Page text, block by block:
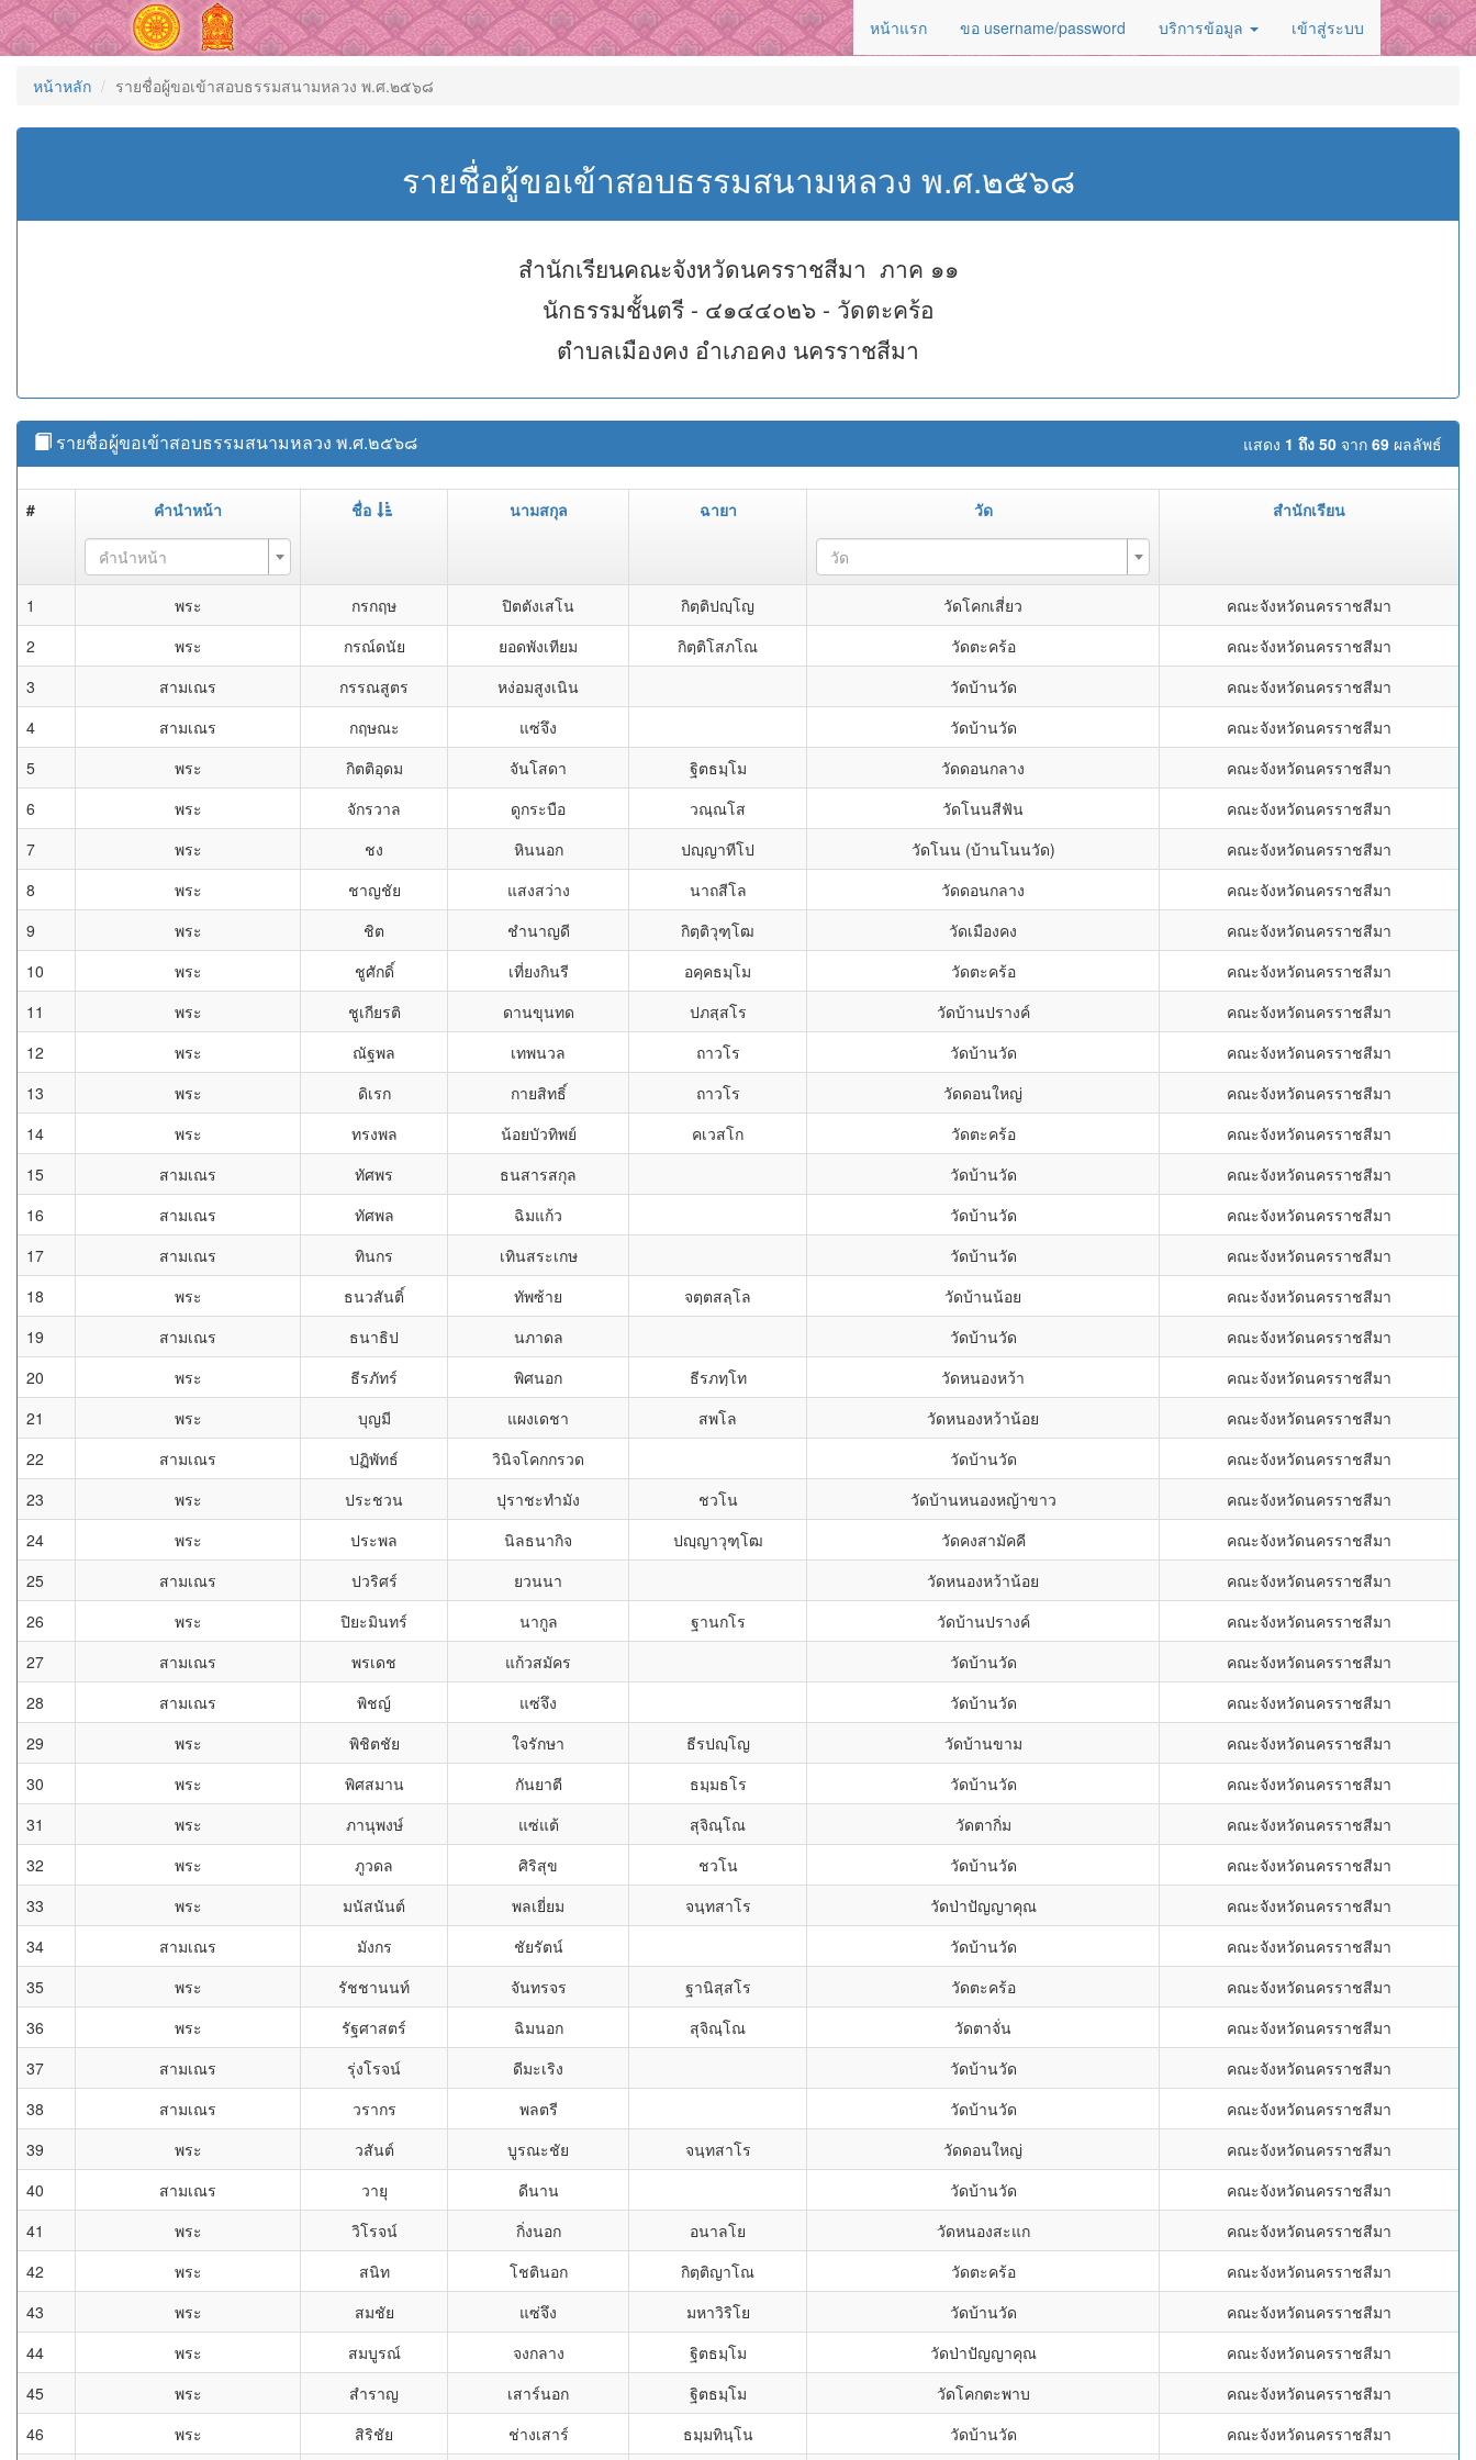
หน้าแรก ขอ username/password บริการข้อมูล เข้าสู่ระบบ
หน้าหลัก รายชื่อผู้ขอเข้าสอบธรรมสนามหลวง พ.ศ.๒๕๖๘
รายชื่อผู้ขอเข้าสอบธรรมสนามหลวง พ.ศ.๒๕๖๘
สำนักเรียนคณะจังหวัดนครราชสีมา ภาค ๑๑
นักธรรมชั้นตรี - ๔๑๔๔๐๒๖ - วัดตะคร้อ
ตำบลเมืองคง อำเภอคง นครราชสีมา
แสดง 1 ถึง 50 จาก 69 ผลลัพธ์
รายชื่อผู้ขอเข้าสอบธรรมสนามหลวง พ.ศ.๒๕๖๘
# คำนำหน้า ชื่อ นามสกุล ฉายา วัด สำนักเรียน
คำนำหน้า วัด
1 พระ กรกฤษ ปิตตังเสโน กิตฺติปญฺโญ วัดโคกเสี่ยว
คณะจังหวัดนครราชสีมา
2
พระ กรณ์ดนัย ยอดพังเทียม กิตฺติโสภโณ วัดตะคร้อ
คณะจังหวัดนครราชสีมา
3
สามเณร กรรณสูตร หง่อมสูงเนิน วัดบ้านวัด
คณะจังหวัดนครราชสีมา
4
สามเณร กฤษณะ แซ่จึง วัดบ้านวัด
คณะจังหวัดนครราชสีมา
5
พระ กิตติอุดม จันโสดา ฐิตธมฺโม วัดดอนกลาง
คณะจังหวัดนครราชสีมา
6
พระ จักรวาล ดูกระบือ วณฺณโส วัดโนนสีฟัน
คณะจังหวัดนครราชสีมา
7
พระ ชง หินนอก ปญฺญาทีโป วัดโนน (บ้านโนนวัด)
คณะจังหวัดนครราชสีมา
8
พระ ชาญชัย แสงสว่าง นาถสีโล วัดดอนกลาง
คณะจังหวัดนครราชสีมา
9
พระ ชิต ชำนาญดี กิตฺติวุฑฺโฒ วัดเมืองคง
คณะจังหวัดนครราชสีมา
10
พระ ชูศักดิ์ เที่ยงกินรี อคฺคธมฺโม วัดตะคร้อ
คณะจังหวัดนครราชสีมา
11
พระ ชูเกียรติ ดานขุนทด ปภสฺสโร วัดบ้านปรางค์
คณะจังหวัดนครราชสีมา
12
พระ ณัฐพล เทพนวล ถาวโร วัดบ้านวัด
คณะจังหวัดนครราชสีมา
13
พระ ดิเรก กายสิทธิ์ ถาวโร วัดดอนใหญ่
คณะจังหวัดนครราชสีมา
14
พระ ทรงพล น้อยบัวทิพย์ คเวสโก วัดตะคร้อ
คณะจังหวัดนครราชสีมา
15
สามเณร ทัศพร ธนสารสกุล วัดบ้านวัด
คณะจังหวัดนครราชสีมา
16
สามเณร ทัศพล ฉิมแก้ว วัดบ้านวัด
คณะจังหวัดนครราชสีมา
17
สามเณร ทินกร เทินสระเกษ วัดบ้านวัด
คณะจังหวัดนครราชสีมา
18
พระ ธนวสันติ์ ทัพซ้าย จตฺตสลฺโล วัดบ้านน้อย
คณะจังหวัดนครราชสีมา
19
สามเณร ธนาธิป นภาดล วัดบ้านวัด
คณะจังหวัดนครราชสีมา
20
พระ ธีรภัทร์ พิศนอก ธีรภทฺโท วัดหนองหว้า
คณะจังหวัดนครราชสีมา
21
พระ บุญมี แผงเดชา สพโล วัดหนองหว้าน้อย
คณะจังหวัดนครราชสีมา
22
สามเณร ปฏิพัทธ์ วินิจโคกกรวด วัดบ้านวัด
คณะจังหวัดนครราชสีมา
23
พระ ประชวน ปุราชะทำมัง ชวโน วัดบ้านหนองหญ้าขาว
คณะจังหวัดนครราชสีมา
24
พระ ประพล นิลธนากิจ ปญฺญาวุฑฺโฒ วัดคงสามัคคี
คณะจังหวัดนครราชสีมา
25
สามเณร ปวริศร์ ยวนนา วัดหนองหว้าน้อย
คณะจังหวัดนครราชสีมา
26
พระ ปิยะมินทร์ นากูล ฐานกโร วัดบ้านปรางค์
คณะจังหวัดนครราชสีมา
27
สามเณร พรเดช แก้วสมัคร วัดบ้านวัด
คณะจังหวัดนครราชสีมา
28
สามเณร พิชญ์ แซ่จึง วัดบ้านวัด
คณะจังหวัดนครราชสีมา
29
พระ พิชิตชัย ใจรักษา ธีรปญฺโญ วัดบ้านขาม
คณะจังหวัดนครราชสีมา
30
พระ พิศสมาน กันยาตี ธมฺมธโร วัดบ้านวัด
คณะจังหวัดนครราชสีมา
31
พระ ภานุพงษ์ แซ่แต้ สุจิณฺโณ วัดตากิ่ม
คณะจังหวัดนครราชสีมา
32
พระ ภูวดล ศิริสุข ชวโน วัดบ้านวัด
คณะจังหวัดนครราชสีมา
33
พระ มนัสนันต์ พลเยี่ยม จนฺทสาโร วัดป่าปัญญาคุณ
คณะจังหวัดนครราชสีมา
34
สามเณร มังกร ชัยรัตน์ วัดบ้านวัด
คณะจังหวัดนครราชสีมา
35
พระ รัชชานนท์ จันทรจร ฐานิสฺสโร วัดตะคร้อ
คณะจังหวัดนครราชสีมา
36
พระ รัฐศาสตร์ ฉิมนอก สุจิณฺโณ วัดตาจั่น
คณะจังหวัดนครราชสีมา
37
สามเณร รุ่งโรจน์ ดีมะเริง วัดบ้านวัด
คณะจังหวัดนครราชสีมา
38
สามเณร วรากร พลตรี วัดบ้านวัด
คณะจังหวัดนครราชสีมา
39
พระ วสันต์ บูรณะชัย จนฺทสาโร วัดดอนใหญ่
คณะจังหวัดนครราชสีมา
40
สามเณร วายุ ดีนาน วัดบ้านวัด
คณะจังหวัดนครราชสีมา
41
พระ วิโรจน์ กิ่งนอก อนาลโย วัดหนองสะแก
คณะจังหวัดนครราชสีมา
42
พระ สนิท โชตินอก กิตฺติญาโณ วัดตะคร้อ
คณะจังหวัดนครราชสีมา
43
พระ สมชัย แซ่จึง มหาวิริโย วัดบ้านวัด
คณะจังหวัดนครราชสีมา
44
พระ สมบูรณ์ จงกลาง ฐิตธมฺโม วัดป่าปัญญาคุณ
คณะจังหวัดนครราชสีมา
45
พระ สำราญ เสาร์นอก ฐิตธมฺโม วัดโคกตะพาบ
คณะจังหวัดนครราชสีมา
46
พระ สิริชัย ช่างเสาร์ ธมฺมทินฺโน วัดบ้านวัด คณะจังหวัดนครราชสีมา